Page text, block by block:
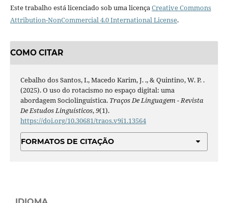
Este trabalho está licenciado sob uma licençaCreative Commons
Attribution-NonCommercial 4.0 International License.
COMO CITAR
Cebalho dos Santos, I., Macedo Karim, J. ., & Quintino, W. P. .
(2025). O uso do rotacismo no espaço digital: uma
abordagem Sociolinguística. Traços De Linguagem - Revista
De Estudos Linguísticos,9(1).
https://doi.org/10.30681/traos.v9i1.13564
FORMATOS DE CITAÇÃO